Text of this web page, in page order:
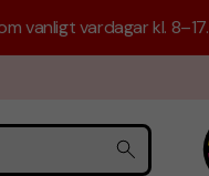
vanligt vardagar kl. 8–17.